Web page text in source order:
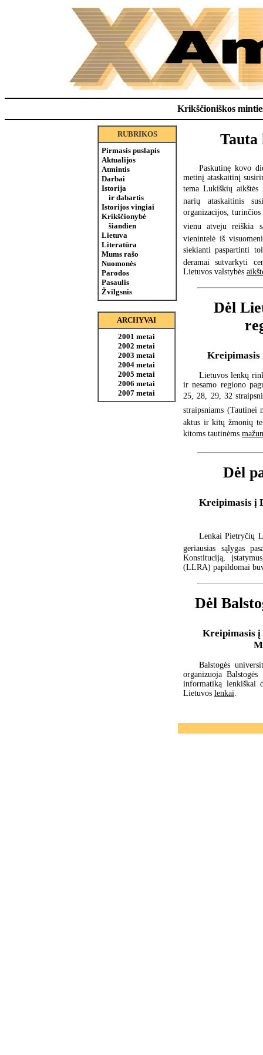
Krikščioniškos
RUBRIKOS
Pirmasis puslapis
Aktualijos
Atmintis
Darbai
Istorija
ir dabartis
Istorijos vingiai
Krikščionybė
šiandien
Lietuva
Literatūra
Mums rašo
Nuomonės
Parodos
Pasaulis
Žvilgsnis
ARCHYVAI
2001 metai
2002 metai
2003 metai
2004 metai
2005 metai
2006 metai
2007 metai
Tauta
Paskutinę kovo
metinį ataskaitinį
tema Lukiškių
narių ataskaitinis
organizacijos,
vienu atveju reiškia
vienintelė iš
siekianti paspartinti
deramai sutvarkyti
Lietuvos valstybės
Dėl
Kreipimasis
Lietuvos lenkų
ir nesamo regiono
25, 28, 29, 32
straipsniams
aktus ir kitų žmonių
kitoms tautinėms
Dėl
Kreipimasis į
Lenkai Pietryčių
geriausias sąlygas
Konstituciją,
(LLRA) papildomai
Dėl
Kreipimasis
Balstogės
organizuoja
informatiką lenkiškai
Lietuvos lenkai.